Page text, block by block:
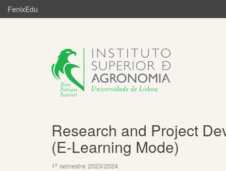
FenixEdu
Research and Project
(E-Learning Mode)
1º semestre 2023/2024